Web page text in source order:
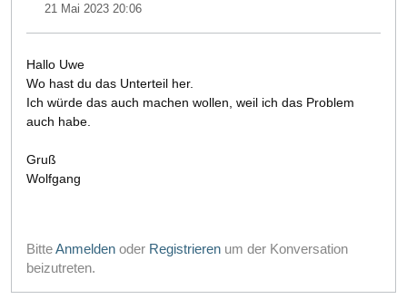
21 Mai 2023 20:06
Hallo Uwe
Wo hast du das Unterteil her.
Ich würde das auch machen wollen, weil ich das Problem
auch habe.
Gruß
Wolfgang
BitteAnmelden oder Registrieren um der Konversation
beizutreten.